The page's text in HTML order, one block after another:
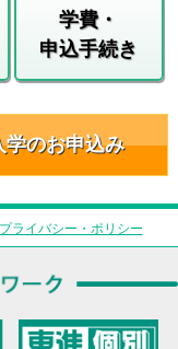
学費・
申込手続き
学のお申込み
プライバシー・ポリシー